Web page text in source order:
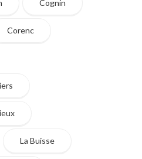
Cognin
Corenc
La Buisse